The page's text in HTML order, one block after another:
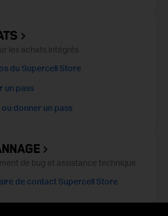
les achats intégrés
du Supercell Store
un pass
donner un pass
de bug et assistance technique
de contact Supercell Store